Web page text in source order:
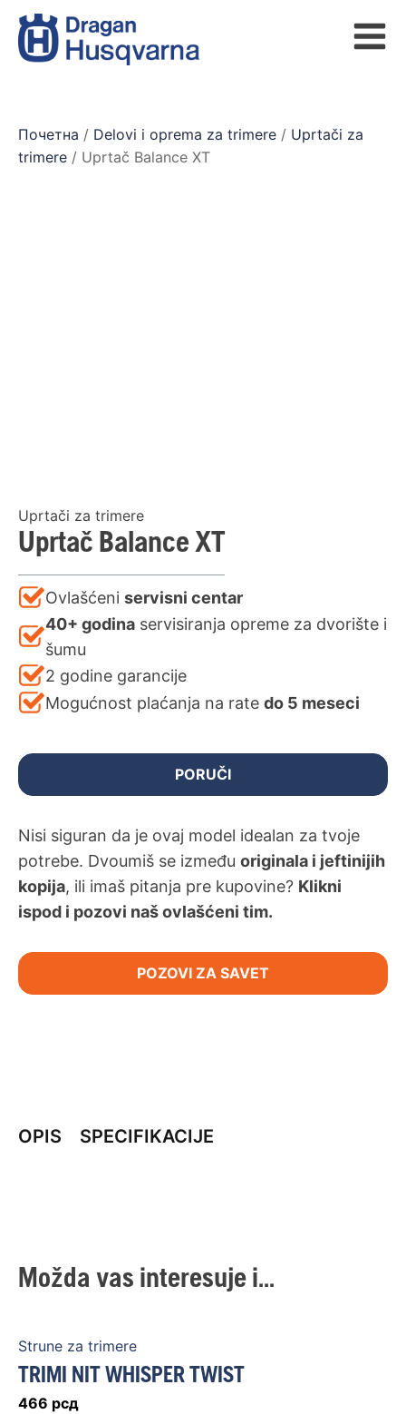
Почетна / Delovi i oprema za trimere / Uprtači za
trimere / Uprtač Balance XT
Uprtači za trimere
Uprtač Balance XT
Ovlašćeni servisni centar
40+ godina servisiranja opreme za dvorište i
šumu
2 godine garancije
Mogućnost plaćanja na rate do 5 meseci
PORUČI
Nisi siguran da je ovaj model idealan za tvoje
potrebe. Dvoumiš se između originala i jeftinijih
kopija, ili imaš pitanja pre kupovine? Klikni
ispod i pozovi naš ovlašćeni tim.
POZOVI ZA SAVET
OPIS SPECIFIKACIJE
Možda vas interesuje i...
Strune za trimere
TRIMI NIT WHISPER TWIST
466 рсд